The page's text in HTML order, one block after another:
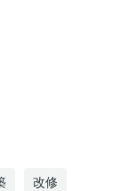
改修